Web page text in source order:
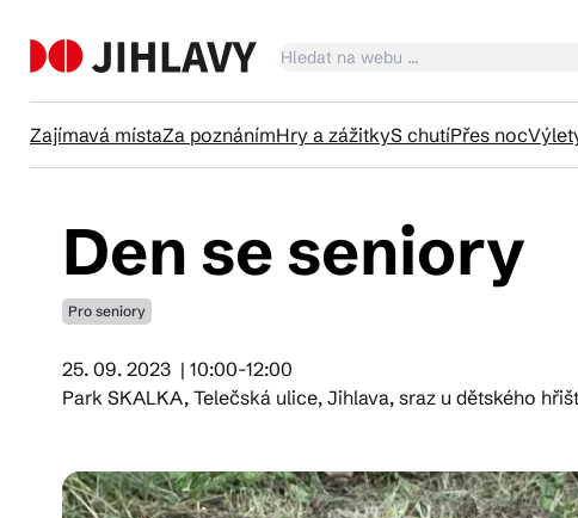
Zajímavá místaZa poznánímHry a zážitkyS chutíPřes noc
Den se seniory
Pro seniory
25. 09. 2023 | 10:00-12:00
Park SKALKA, Telečská ulice, Jihlava, sraz u dětského